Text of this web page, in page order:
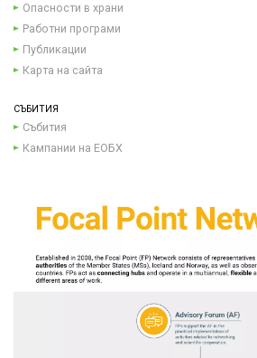
Опасности в храни
Работни програми
Публикации
Карта на сайта
СЪБИТИЯ
Събития
Кампании на ЕОБХ